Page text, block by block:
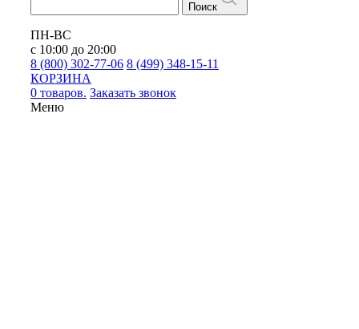
Поиск
ПН-ВС
с 10:00 до 20:00
8 (800) 302-77-06 8 (499) 348-15-11
КОРЗИНА
0 товаров. Заказать звонок
Меню